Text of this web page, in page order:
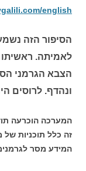
english/
הסיפור הזה
לאמיתה.
הצבא הגרמני
ונהדף. לרוסים
המערכה הוכרעה
זה כלל תוכניות של
המידע מסר